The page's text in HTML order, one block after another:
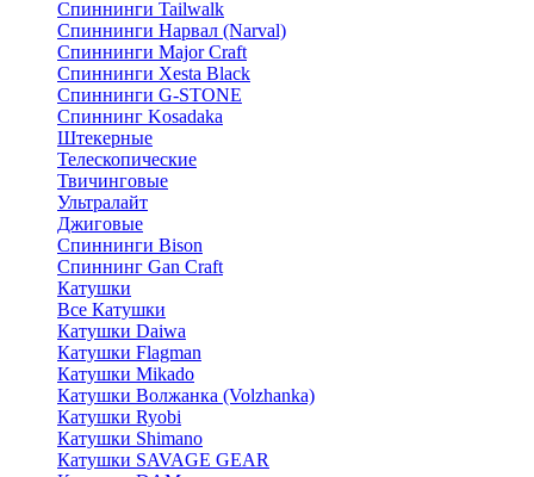
Спиннинги Tailwalk
Спиннинги Нарвал (Narval)
Спиннинги Major Craft
Спиннинги Xesta Black
Спиннинги G-STONE
Спиннинг Kosadaka
Штекерные
Телескопические
Твичинговые
Ультралайт
Джиговые
Спиннинги Bison
Спиннинг Gan Craft
Катушки
Все Катушки
Катушки Daiwa
Катушки Flagman
Катушки Mikado
Катушки Волжанка (Volzhanka)
Катушки Ryobi
Катушки Shimano
Катушки SAVAGE GEAR